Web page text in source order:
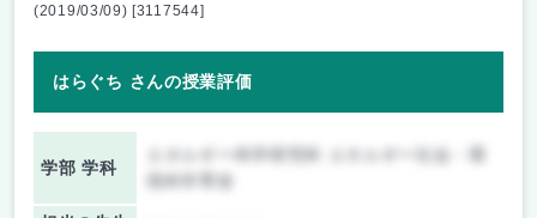
(2019/03/09) [3117544]
はらぐち さんの授業評価
学部 学科
エネルギー科学研究科 エネルギー社会・環